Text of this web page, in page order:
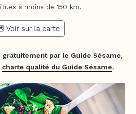
à moins de 150 km.
sur la carte
par le Guide Sésame,
charte qualité du Guide Sésame.